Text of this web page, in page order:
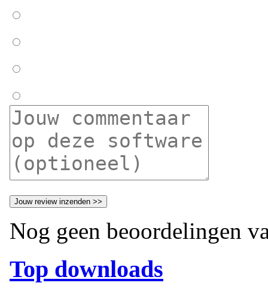
Nog geen beoordelingen
Top downloads